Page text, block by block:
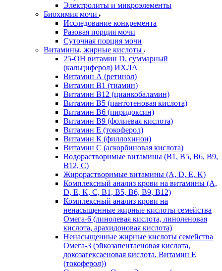
Электролиты и микроэлементы
Биохимия мочи
Исследование конкремента
Разовая порция мочи
Суточная порция мочи
Витамины, жирные кислоты
25-OH витамин D, суммарный
(кальциферол) ИХЛА
Витамин А (ретинол)
Витамин В1 (тиамин)
Витамин В12 (цианкобаламин)
Витамин В5 (пантотеновая кислота)
Витамин В6 (пиридоксин)
Витамин В9 (фолиевая кислота)
Витамин Е (токоферол)
Витамин К (филлохинон)
Витамин С (аскорбиновая кислота)
Водорастворимые витамины (B1, B5, B6, В9,
В12, С)
Жирорастворимые витамины (A, D, E, K)
Комплексный анализ крови на витамины (A,
D, E, K, C, B1, B5, B6, В9, B12)
Комплексный анализ крови на
ненасыщенные жирные кислоты семейства
Омега-6 (линолевая кислота, линоленовая
кислота, арахидоновая кислота)
Ненасыщенные жирные кислоты семейства
Омега-3 (эйкозапентаеновая кислота,
докозагексаеновая кислота, Витамин E
(токоферол))